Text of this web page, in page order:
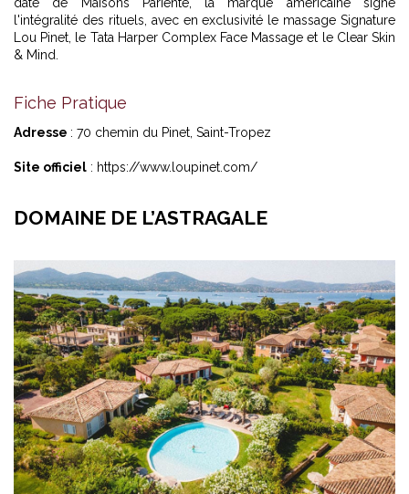
l'intégralité des rituels, avec en exclusivité le massage Signature
Lou Pinet, le Tata Harper Complex Face Massage et le Clear Skin
& Mind.
Fiche Pratique
Adresse : 70 chemin du Pinet, Saint-Tropez
Site officiel : https://www.loupinet.com/
DOMAINE DE L’ASTRAGALE